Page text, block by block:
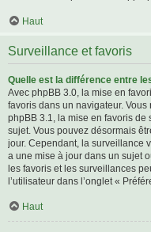
Haut
Surveillance et favoris
Quelle est la différence entre
Avec phpBB 3.0, la mise en
favoris dans un navigateur.
phpBB 3.1, la mise en favoris de
sujet. Vous pouvez désormais
jour. Cependant, la surveillance
a une mise à jour dans un sujet
les favoris et les surveillances
l’utilisateur dans l’onglet «
Haut